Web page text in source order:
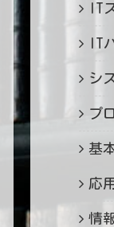
IT
IT
シ
プ
基
応
情